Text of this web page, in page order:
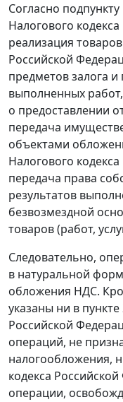
Согласно подпункту
Налогового
реализация
Российской
предметов залога и
выполненных
о предоставлении
передача
объектами
Налогового
передача права
результатов
безвозмездной
товаров (работ,
Следовательно,
в натуральной
обложения НДС.
указаны ни в
Российской
операций, не
налогообложения,
кодекса
операции,